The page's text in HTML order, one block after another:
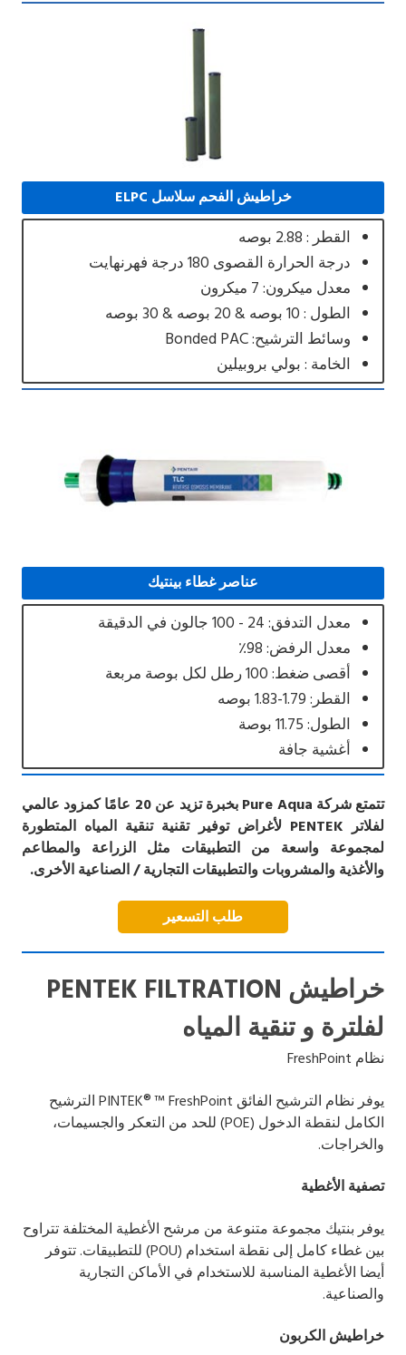
خراطيش الفحم سلاسل ELPC
القطر : 2.88 بوصه
درجة الحرارة القصوى 180 درجة فهرنهايت
معدل ميكرون: 7 ميكرون
الطول : 10 بوصه & 20 بوصه & 30 بوصه
وسائط الترشيح: Bonded PAC
الخامة : بولي بروبيلين
عناصر غطاء بينتيك
معدل التدفق: 24 - 100 جالون في الدقيقة
معدل الرفض: 98٪
أقصى ضغط: 100 رطل لكل بوصة مربعة
القطر: 1.79-1.83 بوصه
الطول: 11.75 بوصة
أغشية جافة
تتمتع شركة Pure Aqua بخبرة تزيد عن 20 عامًا كمزود عالمي
لفلاتر PENTEK لأغراض توفير تقنية تنقية المياه المتطورة
لمجموعة واسعة من التطبيقات مثل الزراعة والمطاعم
والأغذية والمشروبات والتطبيقات التجارية / الصناعية الأخرى.
طلب التسعير
خراطيش PENTEK FILTRATION
لفلترة و تنقية المياه
نظام FreshPoint
يوفر نظام الترشيح الفائق PINTEK® ™ FreshPoint الترشيح
الكامل لنقطة الدخول (POE) للحد من التعكر والجسيمات،
والخراجات.
تصفية الأغطية
يوفر بنتيك مجموعة متنوعة من مرشح الأغطية المختلفة تتراوح
بين غطاء كامل إلى نقطة استخدام (POU) للتطبيقات. تتوفر
أيضا الأغطية المناسبة للاستخدام في الأماكن التجارية
والصناعية.
خراطيش الكربون